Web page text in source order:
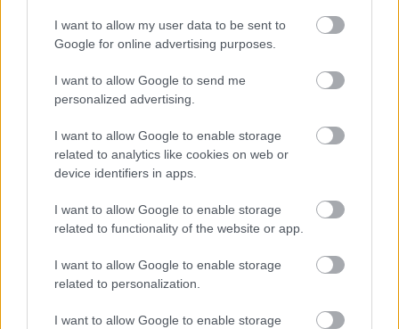
I want to allow my user data to be sent to
Google for online advertising purposes.
I want to allow Google to send me
personalized advertising.
I want to allow Google to enable storage
related to analytics like cookies on web or
device identifiers in apps.
I want to allow Google to enable storage
related to functionality of the website or app.
I want to allow Google to enable storage
related to personalization.
I want to allow Google to enable storage
Diego Rico (Getafe, defensa, 3.610.000)
El Getafe está en un gran estado de forma en 2025, en el
que no conoce la derrota en LaLiga y se ha alejado con
cuatro victorias y dos empates de los puestos de descenso.
Una de las claves del buen momento azulón es su sistema
defensivo, en el que destacan Omar Alderete, Juan Iglesias
defensas de la temporada.
lateral izquierdo azulón es un jugador que destaca por sus